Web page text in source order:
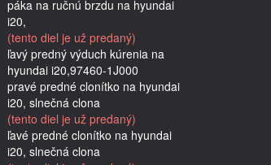
páka na ručnú brzdu na hyundai
i20,
(tento diel je už predaný)
ľavý predný výduch kúrenia na
hyundai i20,97460-1J000
pravé predné clonítko na hyundai
i20, slnečná clona
(tento diel je už predaný)
ľavé predné clonítko na hyundai
i20, slnečná clona